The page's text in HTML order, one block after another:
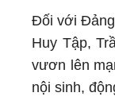
Đối với
Huy Tập,
vươn lên
nội sinh,